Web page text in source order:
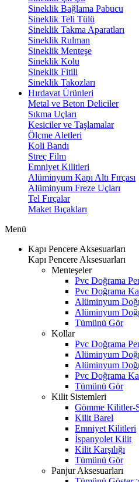
Sineklik Bağlama Pabucu
Sineklik Teli Tülü
Sineklik Takma Aparatları
Sineklik Rulman
Sineklik Menteşe
Sineklik Kolu
Sineklik Fitili
Sineklik Takozları
Hırdavat Ürünleri
Metal ve Beton Deliciler
Sıkma Uçları
Kesiciler ve Taşlamalar
Ölçme Aletleri
Koli Bandı
Streç Film
Emniyet Kilitleri
Alüminyum Kapı Altı Fırçası
Alüminyum Freze Uçları
Tel Fırçalar
Maket Bıçakları
Menü
Kapı Pencere Aksesuarları
Kapı Pencere Aksesuarları
Menteşeler
Pvc Doğrama
Pvc Doğrama
Alüminyum
Alüminyum
Tümünü Gör
Kollar
Pvc Doğrama
Alüminyum
Alüminyum
Pvc Doğrama
Tümünü Gör
Kilit Sistemleri
Gömme Kilitler-
Kilit Barel
Emniyet Kilitleri
İspanyolet Kilit
Kilit Karşılığı
Tümünü Gör
Panjur Aksesuarları